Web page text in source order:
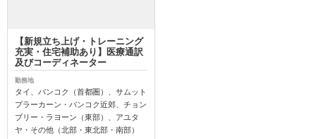
【新規立ち上げ・トレーニング
充実・住宅補助あり】医療通訳
及びコーディネーター
勤務地
タイ、バンコク（首都圏）、サムット
プラーカーン・バンコク近郊、チョン
ブリー・ラヨーン（東部）、アユタ
ヤ・その他（北部・東北部・南部）